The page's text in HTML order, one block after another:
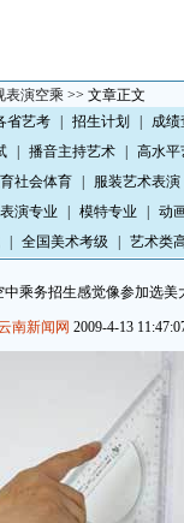
表演空乘 >> 文章正文
省艺考 招生计划
成绩
播音主持艺术
高水平
社会体育
服装艺术表演
表演专业 模特专业
动
全国美术考级 艺术类
乘务招生感觉像参加选美
南新闻网 2009-4-13